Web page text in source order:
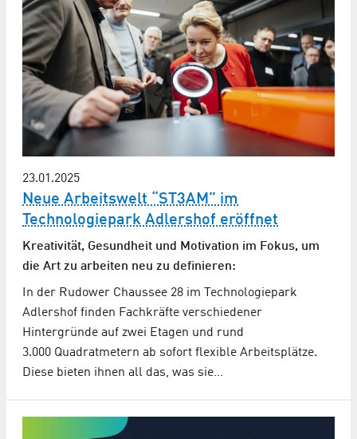
23.01.2025
Neue Arbeitswelt “ST3AM” im
Technologiepark Adlershof eröffnet
Kreativität, Gesundheit und Motivation im Fokus, um
die Art zu arbeiten neu zu definieren:
In der Rudower Chaussee 28 im Technologiepark
Adlershof finden Fachkräfte verschiedener
Hintergründe auf zwei Etagen und rund
3.000 Quadratmetern ab sofort flexible Arbeitsplätze.
Diese bieten ihnen all das, was sie…